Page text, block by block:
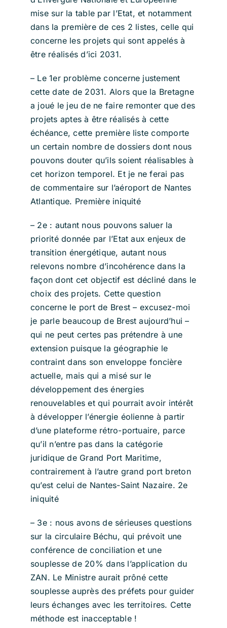
mise sur la table par l’Etat, et notamment
dans la première de ces 2 listes, celle qui
concerne les projets qui sont appelés à
être réalisés d’ici 2031.
– Le 1er problème concerne justement
cette date de 2031. Alors que la Bretagne
a joué le jeu de ne faire remonter que des
projets aptes à être réalisés à cette
échéance, cette première liste comporte
un certain nombre de dossiers dont nous
pouvons douter qu’ils soient réalisables à
cet horizon temporel. Et je ne ferai pas
de commentaire sur l’aéroport de Nantes
Atlantique. Première iniquité
– 2e : autant nous pouvons saluer la
priorité donnée par l’Etat aux enjeux de
transition énergétique, autant nous
relevons nombre d’incohérence dans la
façon dont cet objectif est décliné dans le
choix des projets. Cette question
concerne le port de Brest – excusez-moi
je parle beaucoup de Brest aujourd’hui –
qui ne peut certes pas prétendre à une
extension puisque la géographie le
contraint dans son enveloppe foncière
actuelle, mais qui a misé sur le
développement des énergies
renouvelables et qui pourrait avoir intérêt
à développer l’énergie éolienne à partir
d’une plateforme rétro-portuaire, parce
qu’il n’entre pas dans la catégorie
juridique de Grand Port Maritime,
contrairement à l’autre grand port breton
qu’est celui de Nantes-Saint Nazaire. 2e
iniquité
– 3e : nous avons de sérieuses questions
sur la circulaire Béchu, qui prévoit une
conférence de conciliation et une
souplesse de 20% dans l’application du
ZAN. Le Ministre aurait prôné cette
souplesse auprès des préfets pour guider
leurs échanges avec les territoires. Cette
méthode est inacceptable !